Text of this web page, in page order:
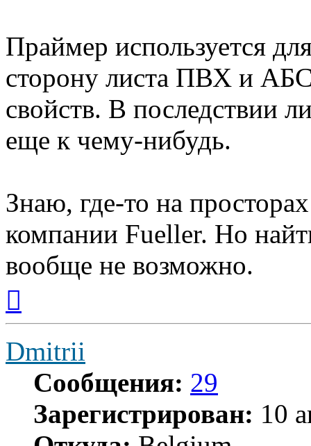
Праймер используется
сторону листа ПВХ и
свойств. В последствии
еще к чему-нибудь.
Знаю, где-то на
компании Fueller. Но
вообще не возможно.
началу
Dmitrii
Сообщения: 29
Зарегистрирован: 10